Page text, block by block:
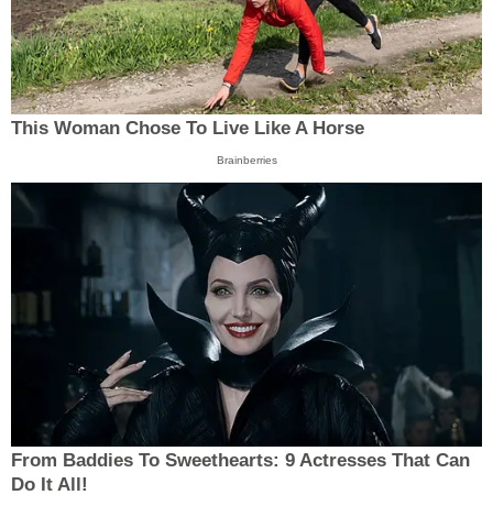
This Woman Chose To Live Like A Horse
Brainberries
From Baddies To Sweethearts: 9 Actresses That Can
Do It All!